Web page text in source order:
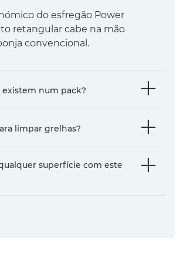
do esfregão Power
retangular cabe na mão
convencional.
existem num pack?
limpar grelhas?
superfície com este